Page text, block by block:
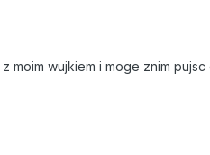
wujkiem i moge znim pujsc